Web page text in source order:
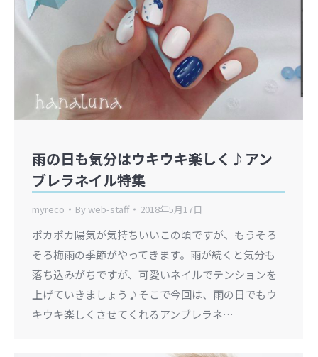
雨の日も気分はウキウキ楽しく♪アン
ブレラネイル特集
myreco Byweb-staff 2018年5月17日
ポカポカ陽気が気持ちいいこの頃ですが、もうそろ
そろ梅雨の季節がやってきます。雨が続くと気分も
落ち込みがちですが、可愛いネイルでテンションを
上げていきましょう♪そこで今回は、雨の日でもウ
キウキ楽しくさせてくれるアンブレラネ…